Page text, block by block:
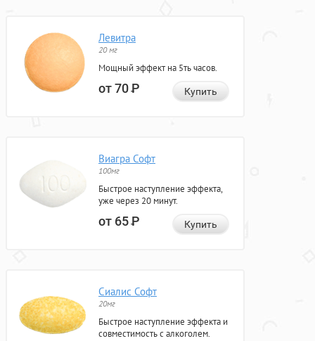
Левитра
20 мг
Мощный эффект на 5ть часов.
от 70Р Купить
Виагра Софт
100мг
Быстрое наступление эффекта,
уже через 20 минут.
от 65Р Купить
Сиалис Софт
20мг
Быстрое наступление эффекта и
совместимость с алкоголем.